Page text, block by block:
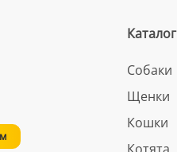
Каталог
Собаки
Щенки
Кошки